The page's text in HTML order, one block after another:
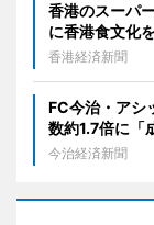
香港のスーパ
に香港食文化
香港経済新聞
FC今治・アシ
数約1.7倍に「
今治経済新聞